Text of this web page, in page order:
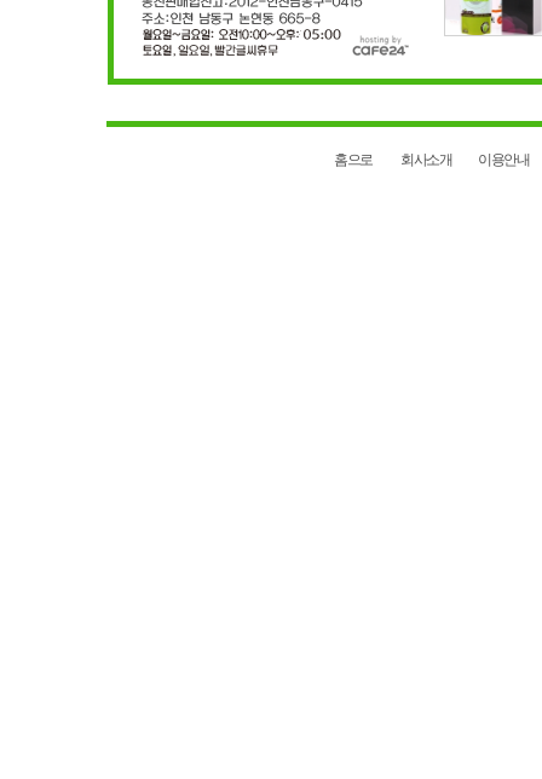
홈으로 회사소개 이용안내